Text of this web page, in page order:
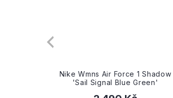
Nike Air Force 1 '07 LV8 'Hoops -
White Canyon Purple'